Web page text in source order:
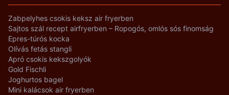
Zabpelyhes csokis keksz air fryerben
Sajtos szál recept airfryerben – Ropogós, omlós sós finomság
Epres-túrós kocka
Olívás fetás stangli
Apró csokis kekszgolyók
Gold Fischli
Joghurtos bagel
Mini kalácsok air fryerben